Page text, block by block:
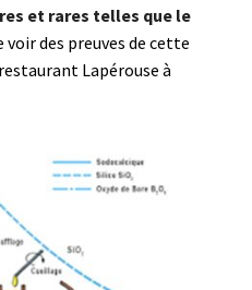
et rares telles que le
voir des preuves de cette
Lapérouse à